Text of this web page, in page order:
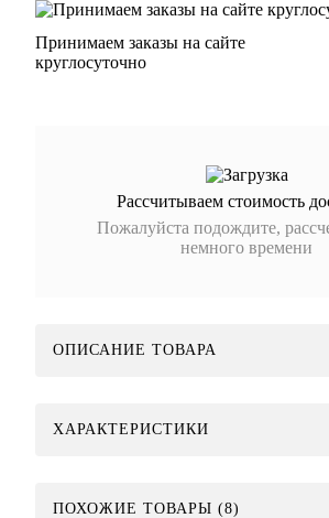
Принимаем заказы на сайте
круглосуточно
Рассчитываем стоимость
Пожалуйста подождите,
немного времени
ОПИСАНИЕ ТОВАРА
ХАРАКТЕРИСТИКИ
ПОХОЖИЕ ТОВАРЫ (8)